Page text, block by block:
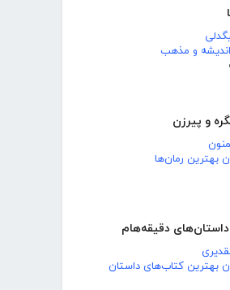
و مذهب
و پیرزن
بهترین رمان‌ها
دقیقه‌هام
بهترین کتاب‌های داستان